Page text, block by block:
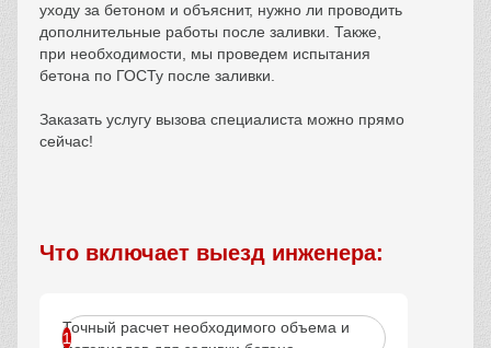
уходу за бетоном и объяснит, нужно ли проводить
дополнительные работы после заливки. Также,
при необходимости, мы проведем испытания
бетона по ГОСТу после заливки.
Заказать услугу вызова специалиста можно прямо
сейчас!
Что включает выезд инженера:
Точный расчет необходимого объема и